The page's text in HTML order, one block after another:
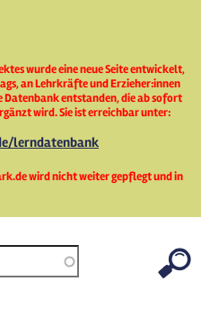
wurde eine neue Seite entwickelt,
an Lehrkräfte und Erzieher:innen
entstanden, die ab sofort
wird. Sie ist erreichbar unter:
lerndatenbank
wird nicht weiter gepflegt und in